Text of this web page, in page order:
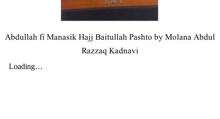
Abdullah fi Manasik Hajj Baitullah Pashto by Molana Abdul
Razzaq Kadnavi